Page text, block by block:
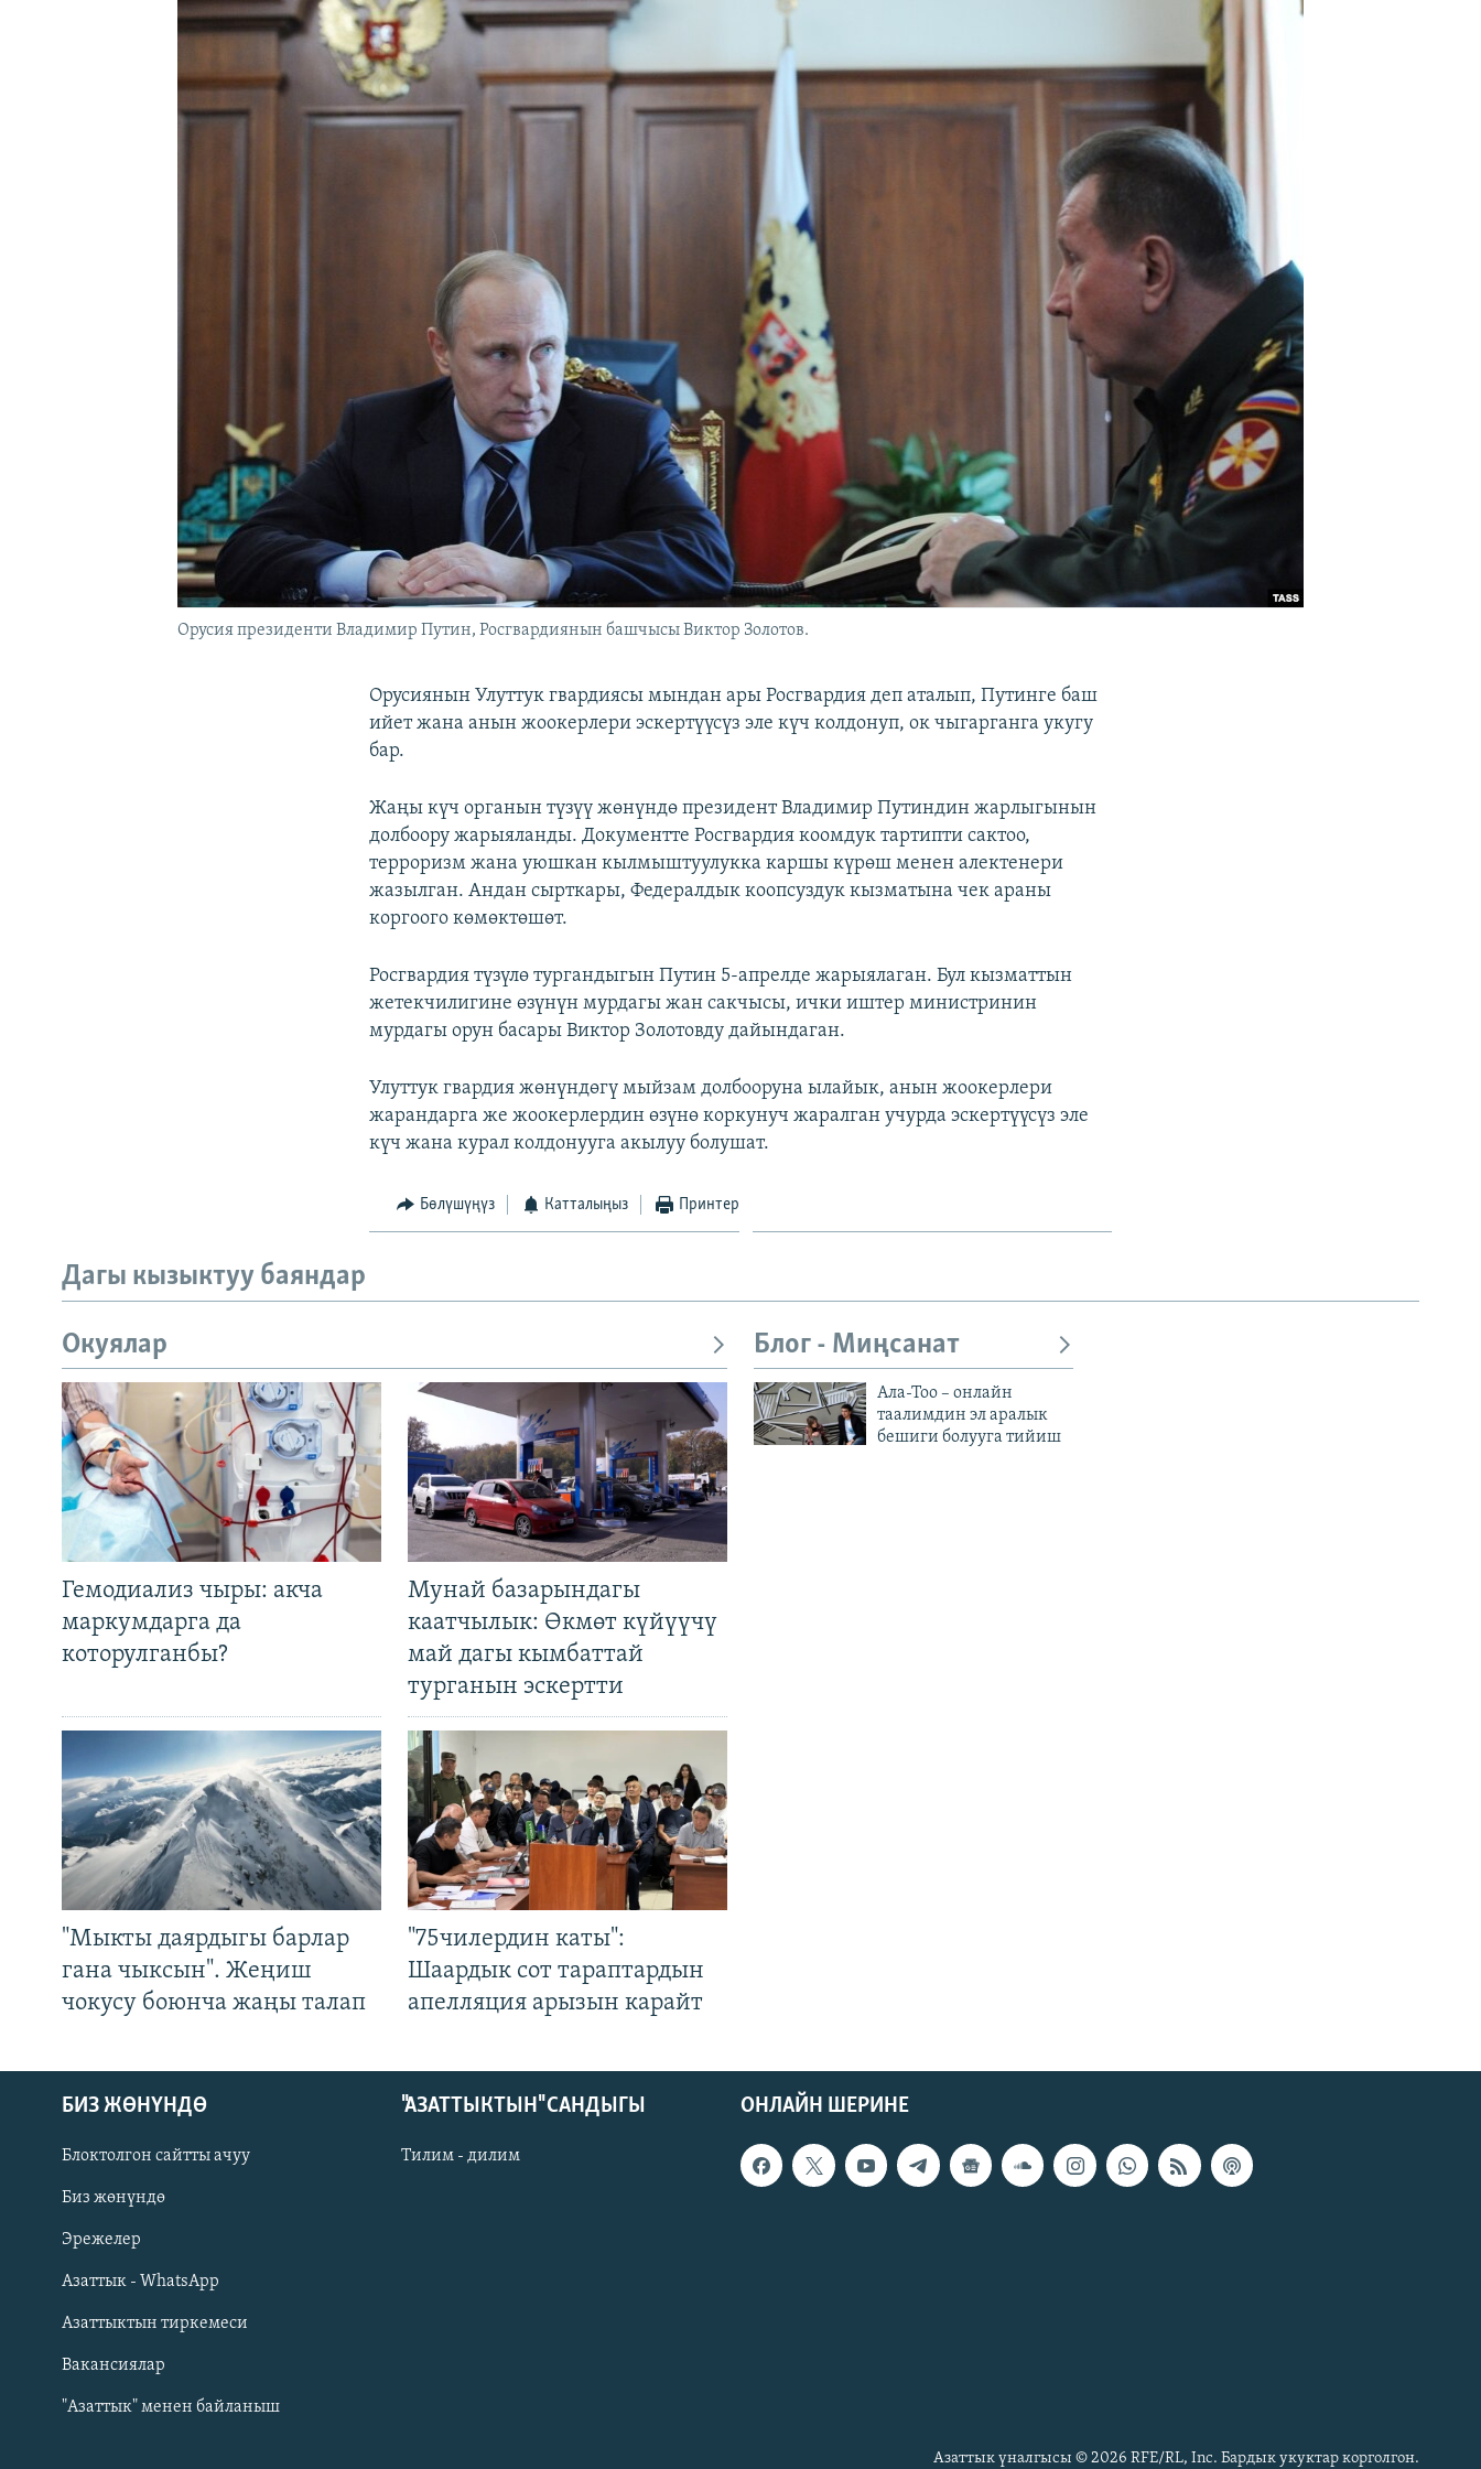
ЫҢГАЙСЫЗ СУРООЛОР
Русский
ОНЛАЙН ШЕРИНЕ
Орусия президенти Владимир Путин, Росгвардиянын башчысы Виктор Золотов.
Орусиянын Улуттук гвардиясы мындан ары Росгвардия деп аталып, Путинге баш
ийет жана анын жоокерлери эскертүүсүз эле күч колдонуп, ок чыгарганга укугу
бар.
Жаңы күч органын түзүү жөнүндө президент Владимир Путиндин жарлыгынын
долбоору жарыяланды. Документте Росгвардия коомдук тартипти сактоо,
терроризм жана уюшкан кылмыштуулукка каршы күрөш менен алектенери
жазылган. Андан сырткары, Федералдык коопсуздук кызматына чек араны
коргоого көмөктөшөт.
Росгвардия түзүлө тургандыгын Путин 5-апрелде жарыялаган. Бул кызматтын
жетекчилигине өзүнүн мурдагы жан сакчысы, ички иштер министринин
мурдагы орун басары Виктор Золотовду дайындаган.
Улуттук гвардия жөнүндөгү мыйзам долбооруна ылайык, анын жоокерлери
жарандарга же жоокерлердин өзүнө коркунуч жаралган учурда эскертүүсүз эле
күч жана курал колдонууга акылуу болушат.
Бөлүшүңүз Катталыңыз Принтер
Дагы кызыктуу баяндар
Окуялар
Гемодиализ чыры: акча
маркумдарга да
которулганбы?
Мунай базарындагы
каатчылык: Өкмөт күйүүчү
май дагы кымбаттай
турганын эскертти
"Мыкты даярдыгы барлар
гана чыксын". Жеңиш
чокусу боюнча жаңы талап
"75чилердин каты":
Шаардык сот тараптардын
апелляция арызын карайт
Блог - Миңсанат
Ала-Тоо – онлайн
таалимдин эл аралык
бешиги болууга тийиш
ОНЛАЙН ШЕРИНЕ
БИЗ ЖӨНҮНДӨ
Блоктолгон сайтты ачуу
Биз жөнүндө
Эрежелер
Азаттык - WhatsApp
Азаттыктын тиркемеси
Вакансиялар
"Азаттык" менен байланыш
"АЗАТТЫКТЫН" САНДЫГЫ
Тилим - дилим
Азаттык үналгысы © 2026 RFE/RL, Inc. Бардык укуктар корголгон.